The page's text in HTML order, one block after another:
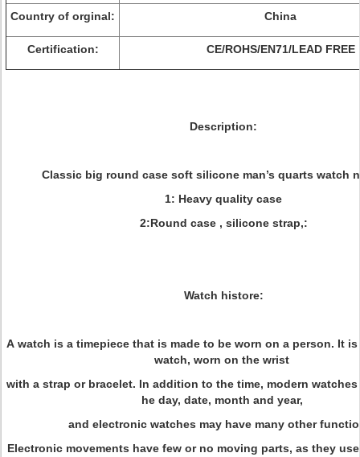
Country of orginal: China
Certification: CE/ROHS/EN71/LEAD FREE
Description:
Classic big round case soft silicone man’s quarts watch
1: Heavy quality case
2:Round case , silicone strap,:
Watch histore:
A watch is a timepiece that is made to be worn on a person. It
watch, worn on the wrist
with a strap or bracelet. In addition to the time, modern
he day, date, month and year,
and electronic watches may have many other
Electronic movements have few or no moving parts, as they